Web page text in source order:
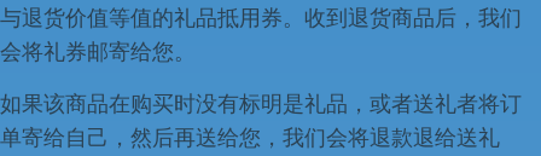
与退货价值等值的礼品抵用券。收到退货商品后，我们
会将礼券邮寄给您。
如果该商品在购买时没有标明是礼品，或者送礼者将订
单寄给自己，然后再送给您，我们会将退款退给送礼